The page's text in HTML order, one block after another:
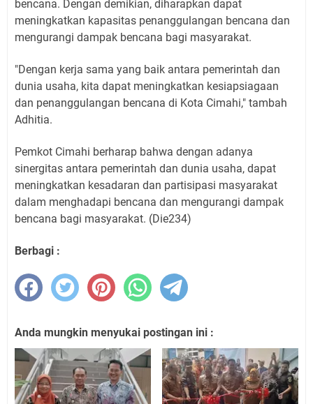
bencana. Dengan demikian, diharapkan dapat
meningkatkan kapasitas penanggulangan bencana dan
mengurangi dampak bencana bagi masyarakat.
"Dengan kerja sama yang baik antara pemerintah dan
dunia usaha, kita dapat meningkatkan kesiapsiagaan
dan penanggulangan bencana di Kota Cimahi," tambah
Adhitia.
Pemkot Cimahi berharap bahwa dengan adanya
sinergitas antara pemerintah dan dunia usaha, dapat
meningkatkan kesadaran dan partisipasi masyarakat
dalam menghadapi bencana dan mengurangi dampak
bencana bagi masyarakat. (Die234)
Berbagi :
Anda mungkin menyukai postingan ini :